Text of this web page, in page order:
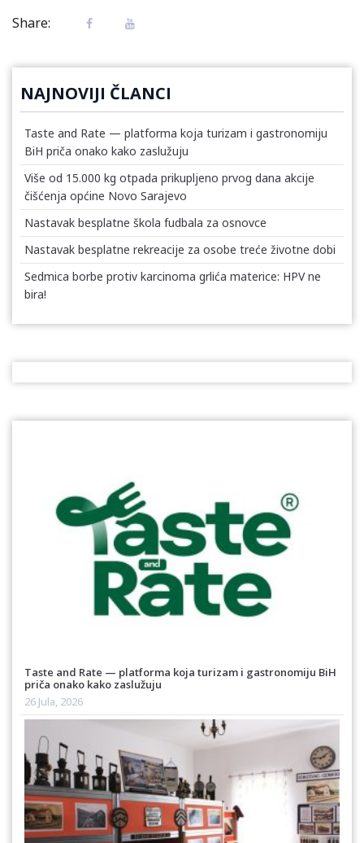
Share:
NAJNOVIJI ČLANCI
Taste and Rate — platforma koja turizam i gastronomiju
BiH priča onako kako zaslužuju
Više od 15.000 kg otpada prikupljeno prvog dana akcije
čišćenja općine Novo Sarajevo
Nastavak besplatne škola fudbala za osnovce
Nastavak besplatne rekreacije za osobe treće životne dobi
Sedmica borbe protiv karcinoma grlića materice: HPV ne
bira!
Taste and Rate — platforma koja turizam i gastronomiju BiH
priča onako kako zaslužuju
26 Jula, 2026